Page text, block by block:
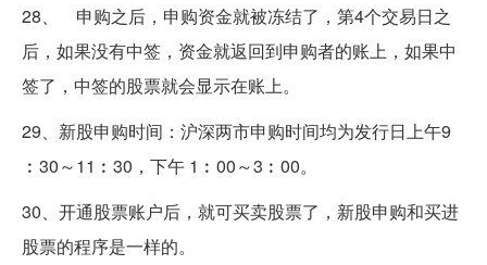
28、 申购之后，申购资金就被冻结了，第4个交易日之
后，如果没有中签，资金就返回到申购者的账上，如果中
签了，中签的股票就会显示在账上。
29、新股申购时间：沪深两市申购时间均为发行日上午9
︰30～11︰30，下午 1︰00～3︰00。
30、开通股票账户后，就可买卖股票了，新股申购和买进
股票的程序是一样的。